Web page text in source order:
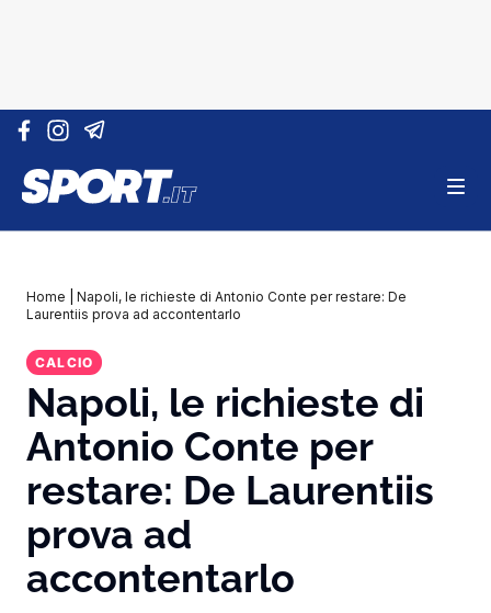
Vai al contenuto
Home
Napoli, le richieste di Antonio Conte per restare: De
Laurentiis prova ad accontentarlo
CALCIO
Napoli, le richieste di
Antonio Conte per
restare: De Laurentiis
prova ad
accontentarlo